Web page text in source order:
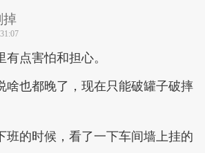
掉
有点害怕和担心。
啥也都晚了，现在只能破罐子破摔
班的时候，看了一下车间墙上挂的